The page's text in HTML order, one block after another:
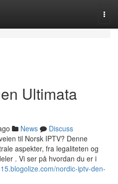
Ultimata
News
Discuss
til Norsk IPTV? Denne
aspekter, fra legaliteten og
. Vi ser på hvordan du er i
nordic-iptv-den-